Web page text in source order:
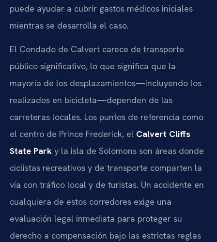
puede ayudar a cubrir gastos médicos iniciales
mientras se desarrolla el caso.
El Condado de Calvert carece de transporte
público significativo, lo que significa que la
mayoría de los desplazamientos—incluyendo los
realizados en bicicleta—dependen de las
carreteras locales. Los puntos de referencia como
el centro de Prince Frederick, el Calvert Cliffs
State Park y la isla de Solomons son áreas donde
ciclistas recreativos y de transporte comparten la
vía con tráfico local y de turistas. Un accidente en
cualquiera de estos corredores exige una
evaluación legal inmediata para proteger su
derecho a compensación bajo las estrictas reglas